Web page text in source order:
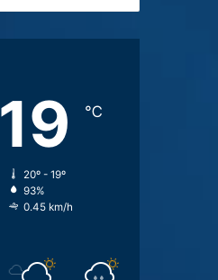
19 ℃
20º - 19º
93%
0.45 km/h